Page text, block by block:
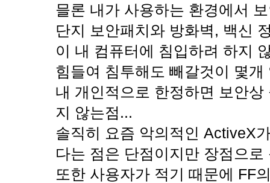
믈론 내가 사용하는 환경에서
단지 보안패치와 방화벽, 백신
이 내 컴퓨터에 침입하려 하지
힘들여 침투해도 빼갈것이 몇
내 개인적으로 한정하면 보안
지 않는점...
솔직히 요즘 악의적인 ActiveX
다는 점은 단점이지만 장점으로
또한 사용자가 적기 때문에 FF